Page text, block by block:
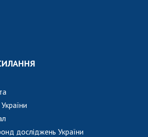
досліджень України